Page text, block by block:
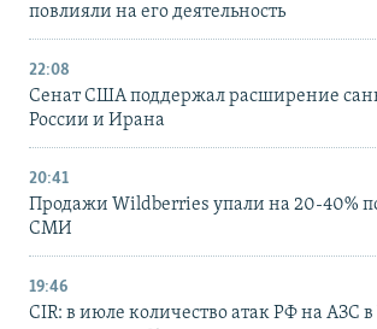
повлияли на его деятельность
22:08
Сенат США поддержал расширение
России и Ирана
20:41
Продажи Wildberries упали на 20-40%
СМИ
19:46
CIR: в июле количество атак РФ на АЗС